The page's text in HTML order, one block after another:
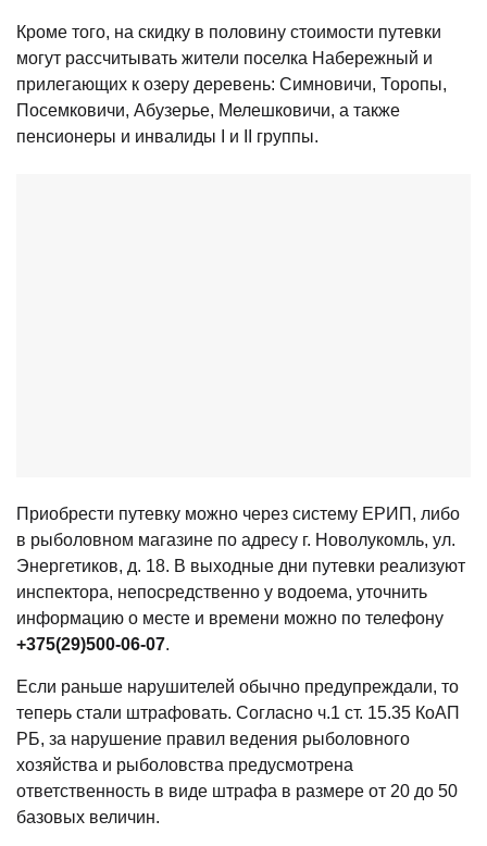
Кроме того, на скидку в половину стоимости путевки
могут рассчитывать жители поселка Набережный и
прилегающих к озеру деревень: Симновичи, Торопы,
Посемковичи, Абузерье, Мелешковичи, а также
пенсионеры и инвалиды I и II группы.
Приобрести путевку можно через систему ЕРИП, либо
в рыболовном магазине по адресу г. Новолукомль, ул.
Энергетиков, д. 18. В выходные дни путевки реализуют
инспектора, непосредственно у водоема, уточнить
информацию о месте и времени можно по телефону
+375(29)500-06-07.
Если раньше нарушителей обычно предупреждали, то
теперь стали штрафовать. Согласно ч.1 ст. 15.35 КоАП
РБ, за нарушение правил ведения рыболовного
хозяйства и рыболовства пред­усмотрена
ответственность в виде штрафа в размере от 20 до 50
ба­зовых величин.